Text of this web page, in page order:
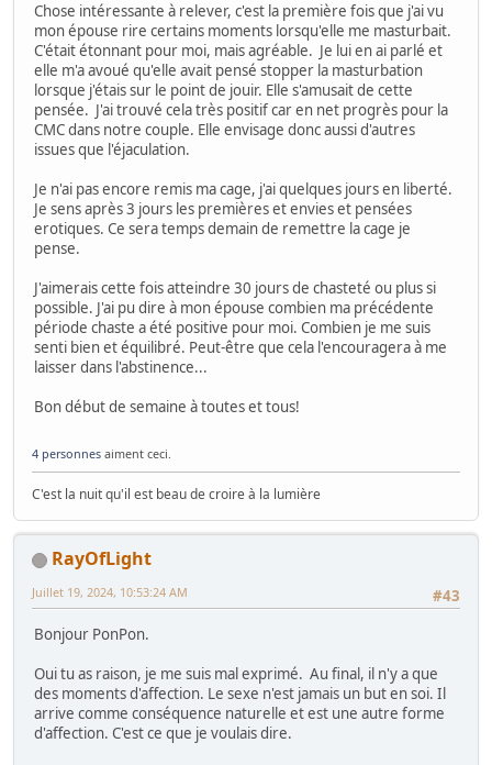
Chose intéressante à relever, c'est la première fois que j'ai vu
mon épouse rire certains moments lorsqu'elle me masturbait.
C'était étonnant pour moi, mais agréable. Je lui en ai parlé et
elle m'a avoué qu'elle avait pensé stopper la masturbation
lorsque j'étais sur le point de jouir. Elle s'amusait de cette
pensée. J'ai trouvé cela très positif car en net progrès pour la
CMC dans notre couple. Elle envisage donc aussi d'autres
issues que l'éjaculation.
Je n'ai pas encore remis ma cage, j'ai quelques jours en liberté.
Je sens après 3 jours les premières et envies et pensées
erotiques. Ce sera temps demain de remettre la cage je
pense.
J'aimerais cette fois atteindre 30 jours de chasteté ou plus si
possible. J'ai pu dire à mon épouse combien ma précédente
période chaste a été positive pour moi. Combien je me suis
senti bien et équilibré. Peut-être que cela l'encouragera à me
laisser dans l'abstinence...
Bon début de semaine à toutes et tous!
4 personnes aiment ceci.
C'est la nuit qu'il est beau de croire à la lumière
RayOfLight
#43
Juillet 19, 2024, 10:53:24 AM
Bonjour PonPon.
Oui tu as raison, je me suis mal exprimé. Au final, il n'y a que
des moments d'affection. Le sexe n'est jamais un but en soi. Il
arrive comme conséquence naturelle et est une autre forme
d'affection. C'est ce que je voulais dire.